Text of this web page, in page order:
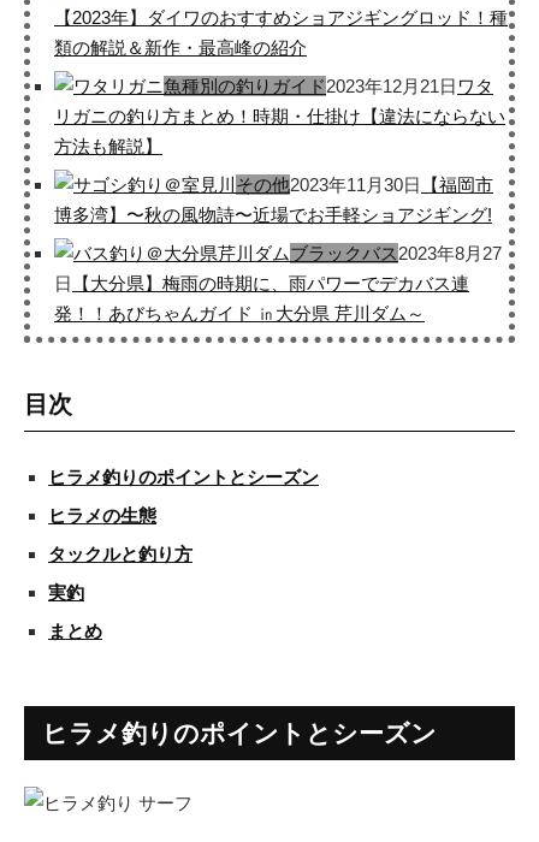
【2023年】ダイワのおすすめショアジギングロッド！種
類の解説＆新作・最高峰の紹介
魚種別の釣りガイド2023年12月21日 ワタ
リガニの釣り方まとめ！時期・仕掛け【違法にならない
方法も解説】
その他2023年11月30日
【福岡市
博多湾】〜秋の風物詩〜近場でお手軽ショアジギング!
ブラックバス2023年8月27
日
【大分県】梅雨の時期に、雨パワーでデカバス連
発！！あびちゃんガイド ㏌大分県 芹川ダム～
目次
ヒラメ釣りのポイントとシーズン
ヒラメの生態
タックルと釣り方
実釣
まとめ
ヒラメ釣りのポイントとシーズン